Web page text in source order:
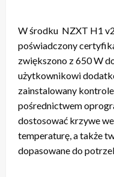
W środku NZXT H1
poświadczony
zwiększono z 650 W
użytkownikowi
zainstalowany
pośrednictwem
dostosować krzywe
temperaturę, a także
dopasowane do